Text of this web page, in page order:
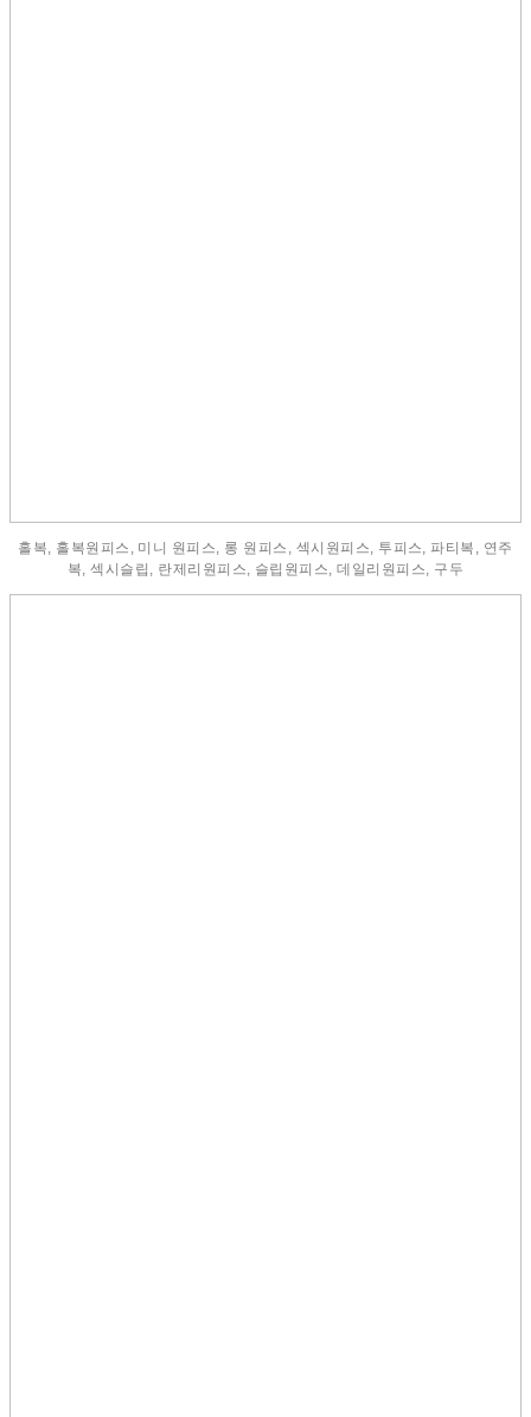
홀복, 홀복원피스, 미니 원피스, 롱 원피스, 섹시원피스, 투피스, 파티복, 연주
복, 섹시슬립, 란제리원피스, 슬립원피스, 데일리원피스, 구두